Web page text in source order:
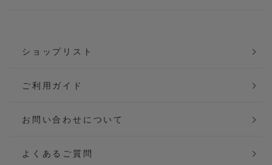
ショップリスト
ご利用ガイド
お問い合わせについて
よくあるご質問